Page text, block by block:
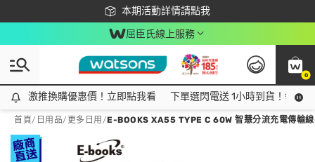
本期活動詳情請點我
下載app最高回饋$350
屈臣氏線上服務
0
激推換購優惠價！立即點我看
激推換購優惠價！立即點我看 下單選閃電送 1小時到貨！領神
首頁/ 日用品/ 更多日用 /E-BOOKS XA55 TYPE C 60W 智慧分流充電傳輸